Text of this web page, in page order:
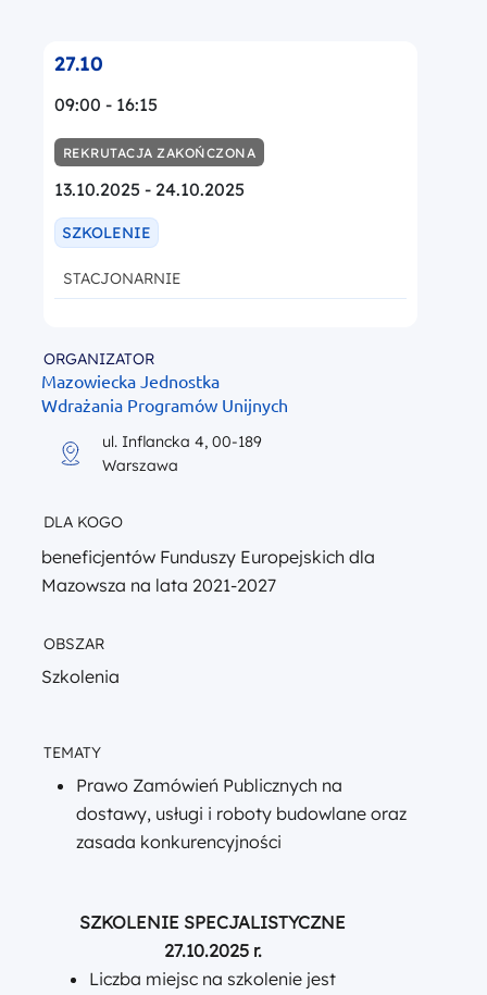
DLA KOGO
beneficjentów Funduszy Europejskich dla
Mazowsza na lata 2021-2027
OBSZAR
Szkolenia
TEMATY
Prawo Zamówień Publicznych na
dostawy, usługi i roboty budowlane oraz
zasada konkurencyjności
SZKOLENIE SPECJALISTYCZNE
27.10.2025 r.
Liczba miejsc na szkolenie jest
27.10
09:00 - 16:15
REKRUTACJA ZAKOŃCZONA
13.10.2025 - 24.10.2025
SZKOLENIE
STACJONARNIE
ORGANIZATOR
Mazowiecka Jednostka
Wdrażania Programów Unijnych
ul. Inflancka 4, 00-189
Warszawa